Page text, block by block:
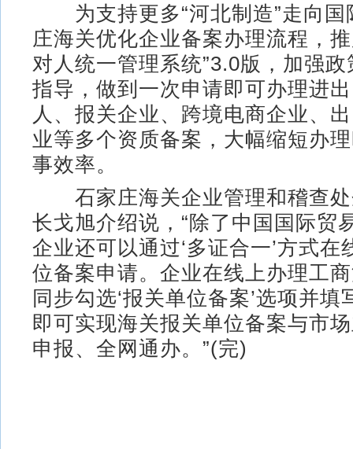
为支持更多“河北制造”走向国
庄海关优化企业备案办理流程，
对人统一管理系统”3.0版，加强
指导，做到一次申请即可办理进
人、报关企业、跨境电商企业、
业等多个资质备案，大幅缩短办
事效率。
石家庄海关企业管理和稽查处
长戈旭介绍说，“除了中国国际贸
企业还可以通过‘多证合一’方式在
位备案申请。企业在线上办理工
同步勾选‘报关单位备案’选项并填
即可实现海关报关单位备案与市
申报、全网通办。”(完)